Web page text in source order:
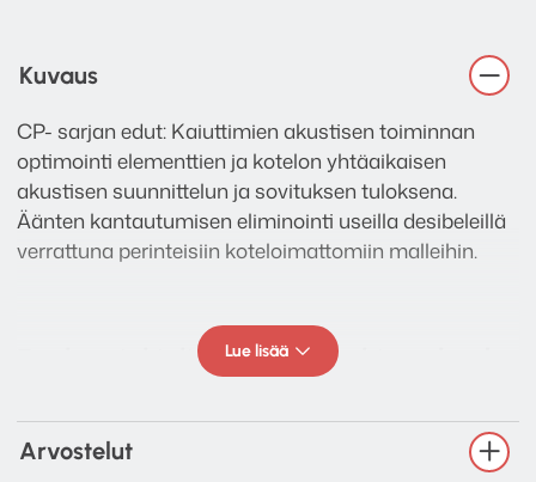
Kuvaus
CP- sarjan edut: Kaiuttimien akustisen toiminnan
optimointi elementtien ja kotelon yhtäaikaisen
akustisen suunnittelun ja sovituksen tuloksena.
Äänten kantautumisen eliminointi useilla desibeleillä
verrattuna perinteisiin koteloimattomiin malleihin.
Englanninkielisen asennusohjeen löydät
Lue lisää
Arvostelut